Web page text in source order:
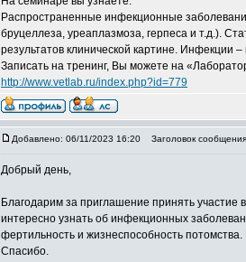
Распространенные инфекционные
бруцеллеза, уреаплазмоза, герпеса и т.д.).
результатов клинической картине. Инфекции
Записать на тренинг, Вы можете на
http://www.vetlab.ru/index.php?id=779
Добавлено: 06/11/2023 16:20 Заголовок
Добрый день,
Благодарим за приглашение принять
интересно узнать об инфекционных
фертильность и жизнеспособность
Спасибо.